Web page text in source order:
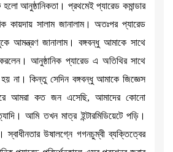
আনুষ্ঠানিকতা। প্রথমেই প্যারেড কমান্ডার
কায়দায় সালাম জানালাম। অতঃপর প্যারেড
আমন্ত্রণ জানালাম। বঙ্গবন্ধু আমাকে সাথে
করলেন। আনুষ্ঠানিক প্যারেড এ অতিথির সাথে
হয় না। কিন্তু সেদিন বঙ্গবন্ধু আমাকে জিজ্ঞেস
আমরা কত জন এসেছি, আমাদের কোনো
আমি তখন মাত্র ইন্টারমিডিয়েটে পড়ি।
উষালগ্নে গগনচুম্বী ব্যক্তিত্বের